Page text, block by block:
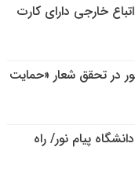
خارجی دارای کارت
در تحقق شعار «حمایت
پیام نور/ راه